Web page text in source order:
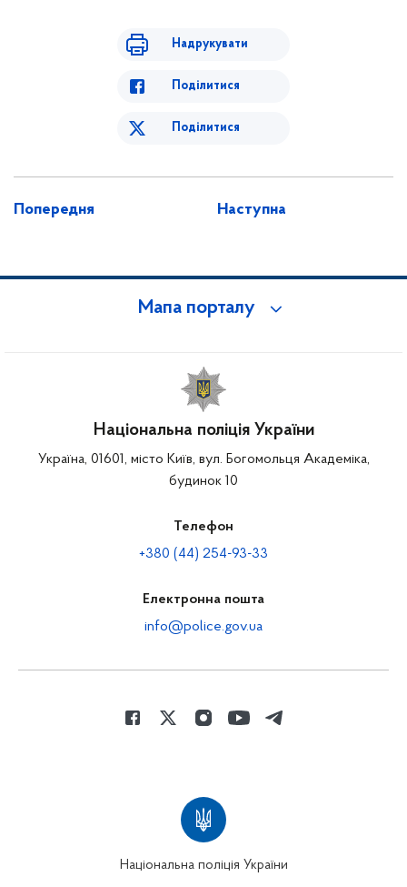
Надрукувати
Поділитися
Поділитися
Попередня Наступна
Мапа порталу
Національна поліція України
Україна, 01601, місто Київ, вул. Богомольця Академіка,
будинок 10
Телефон
+380 (44) 254-93-33
Електронна пошта
info@police.gov.ua
Національна поліція України